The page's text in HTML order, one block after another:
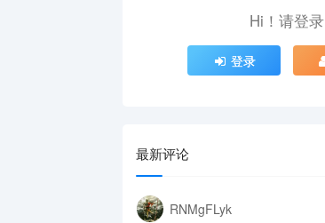
Hi！请登录
登录
最新评论
RNMgFLyk